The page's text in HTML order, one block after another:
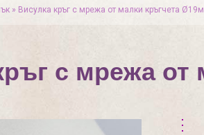
» Висулка кръг с мрежа от малки кръгчета
с мрежа